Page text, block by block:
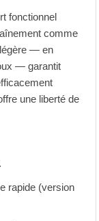
fonctionnel
comme
— en
— garantit
une liberté de
rapide (version